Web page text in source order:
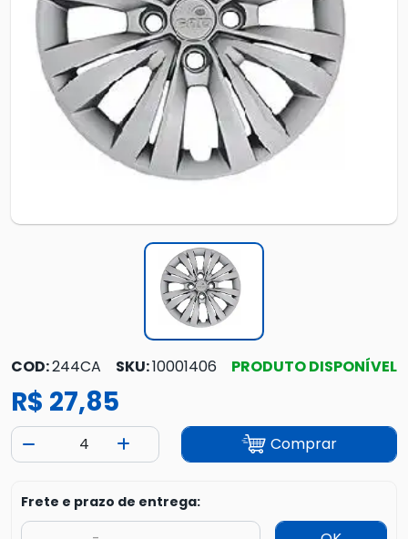
COD:244CA SKU:10001406 PRODUTO DISPONÍVEL
R$ 27,85
Comprar
Frete e prazo de entrega: